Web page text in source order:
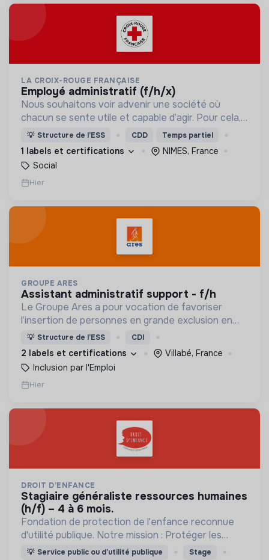
LA CROIX-ROUGE FRANÇAISE
employé administratif (f/h/x)
Nous souhaitons voir advenir une société où
chacun se sente utile et capable d’agir. Pour cela,
nous proposons des moyens et des lieux
d’engagement innovants et adaptés à tous.
💡 Structure de l’ESS CDD Temps partiel
1 labels et certifications
NIMES, France
Social
Hier
GROUPE ARES
assistant administratif support - f/h
Le Groupe Ares a pour vocation de favoriser
l’insertion de personnes en grande exclusion en
leur offrant un travail et un accompagnement
social adaptés.
💡 Structure de l’ESS CDI
2 labels et certifications
Villabé, France
Inclusion par l'Emploi
Hier
DROIT D’ENFANCE
stagiaire généraliste ressources humaines
(h/f) – 4 à 6 mois.
Fondation de protection de l'enfance reconnue
d'utilité publique. Notre mission : Protéger les
enfants et accompagner les familles.
💡 Service public ou d’utilité publique Stage